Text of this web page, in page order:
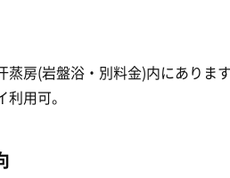
房(岩盤浴・別料金)内にありま
用可。